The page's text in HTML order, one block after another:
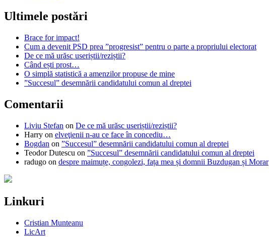
Ultimele postări
Brace for impact!
Cum a devenit PSD prea ”progresist” pentru o parte a propriului electorat
De ce mă urăsc useriștii/reziștii?
Când ești prost…
O simplă statistică a amenzilor propuse de mine
”Succesul” desemnării candidatului comun al dreptei
Comentarii
Liviu Stefan on De ce mă urăsc useriștii/reziștii?
Harry on elveţienii n-au ce face în concediu…
Bogdan on ”Succesul” desemnării candidatului comun al dreptei
Teodor Dutescu on ”Succesul” desemnării candidatului comun al dreptei
radugo on despre maimuțe, congolezi, fața mea și domnii Buzdugan și Morar
Linkuri
Cristian Munteanu
LicArt